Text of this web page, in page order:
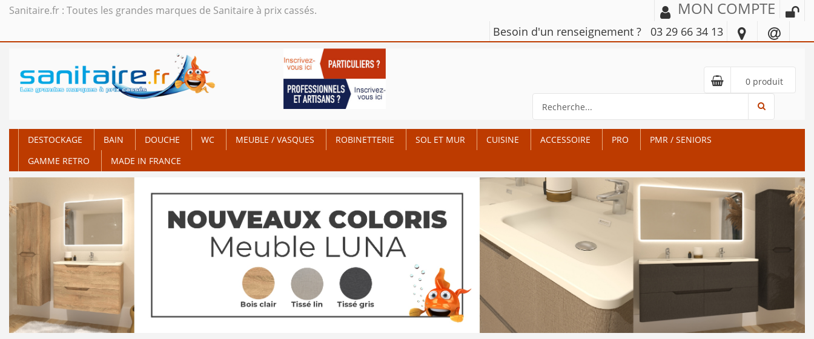
Sanitaire.fr : Toutes les grandes marques de Sanitaire à prix cassés. MON COMPTE
Besoin d'un renseignement ? 03 29 66 34 13
0 produit
DESTOCKAGE BAIN DOUCHE WC MEUBLE / VASQUES ROBINETTERIE SOL ET MUR CUISINE ACCESSOIRE PRO
PMR / SENIORS
GAMME RETRO
MADE IN FRANCE